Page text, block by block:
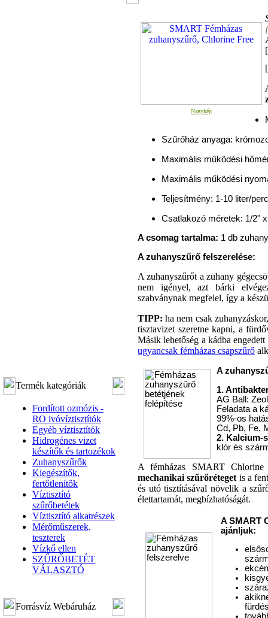
Termék kategóriák
Fordított ozmózis -
RO ivóvíztisztítók
Egyéb víztisztítók
Hidrogénes vizet
készítők és tartozékok
Zuhanyszűrők
Kiegészítők,
fertőtlenítők
Víztisztító
szűrőbetétek
Víztisztító alkatrészek
Mérőműszerek,
teszterek
Vízkő ellen
SZŰRŐBETÉT
VÁLASZTÓ
Forrásvíz Webáruház
Nagykép
[
Szűrőház anyaga:
Maximális működési
Maximális működési
Teljesítmény: 1-10 liter/
Csatlakozó méretek: 1/2"
A csomag tartalma: 1 db
A zuhanyszűrő felszerelése:
A zuhanyszűrőt a zuhany
nem igényel, azt bárki
szabványnak megfelel, így a
TIPP: ha nem csak
tisztavizet szeretne kapni, a
Másik lehetőség a kádba
ugyancsak fémházas csapszűrő
A
1.
AG Ball:
Feladata a
99%-os
Cd, Pb, Fe,
2. Kalcium-
klór és
A fémházas SMART
mechanikai szűrőréteget is a
és utó tisztításával növelik a
élettartamát, megbízhatóságát.
A SMART
ajánljuk: